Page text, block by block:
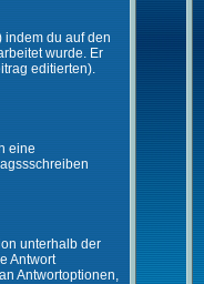
indem du auf den
wurde. Er
editierten).
eine
unterhalb der
Antwort
Antwortoptionen,